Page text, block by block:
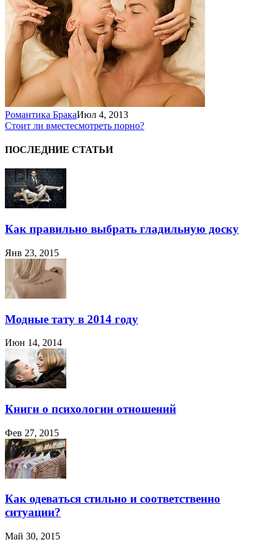
Романтика БракаИюл 4, 2013
Стоит ли вместесмотреть порно?
ПОСЛЕДНИЕ СТАТЬИ
Как правильно выбрать гладильную доску
Янв 23, 2015
Модные тату в 2014 году
Июн 14, 2014
Книги о психологии отношений
Фев 27, 2015
Как одеваться стильно и соответственно
ситуации?
Май 30, 2015